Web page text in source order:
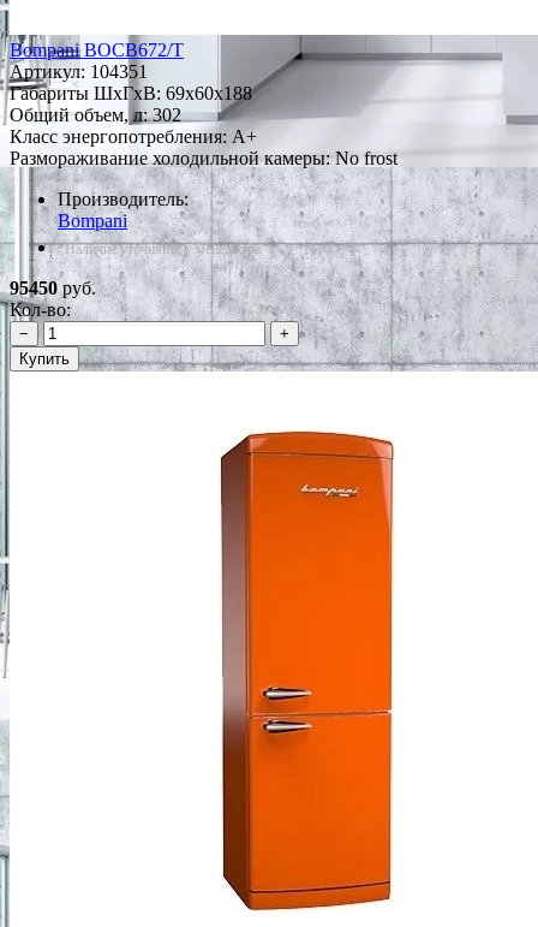
Bompani BOCB672/T
Артикул: 104351
Габариты ШxГxВ: 69x60x188
Общий объем, л: 302
Класс энергопотребления: A+
Размораживание холодильной камеры: No frost
Производитель:
Bompani
*Наличие уточняйте у менеджера
95450руб.
Кол-во:
−
+
Купить